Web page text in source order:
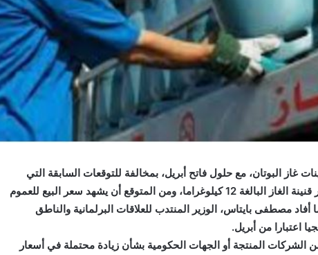
غاز البوتان، مع حلول فاتح أبريل، بمخالفة للتوقعات السابقة التي
روجت لتوقع زيادة بنسبة 10 دراهم في سعر قنينة الغاز البالغة 12 كيلوغراما، ومن المتوقع أن يشهد سعر البيع للعموم
إلى 50 درهما، حسبما أفاد مصطفى بايتاس، الوزير المنتدب للعلاقات البرلمانية والناطق
اعتبارا من أبريل.
من الشركات المنتجة أو الجهات الحكومية بشأن زيادة محتملة في أسعار